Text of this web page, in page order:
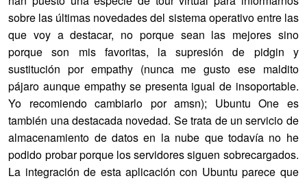
sobre las últimas novedades del sistema operativo entre las
que voy a destacar, no porque sean las mejores sino
porque son mis favoritas, la supresión de pidgin y
sustitución por empathy (nunca me gusto ese maldito
pájaro aunque empathy se presenta igual de insoportable.
Yo recomiendo cambiarlo por amsn); Ubuntu One es
también una destacada novedad. Se trata de un servicio de
almacenamiento de datos en la nube que todavía no he
podido probar porque los servidores siguen sobrecargados.
La integración de esta aplicación con Ubuntu parece que